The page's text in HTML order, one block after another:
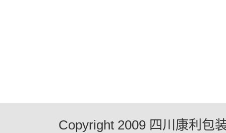
Copyright 2009 四川康利包